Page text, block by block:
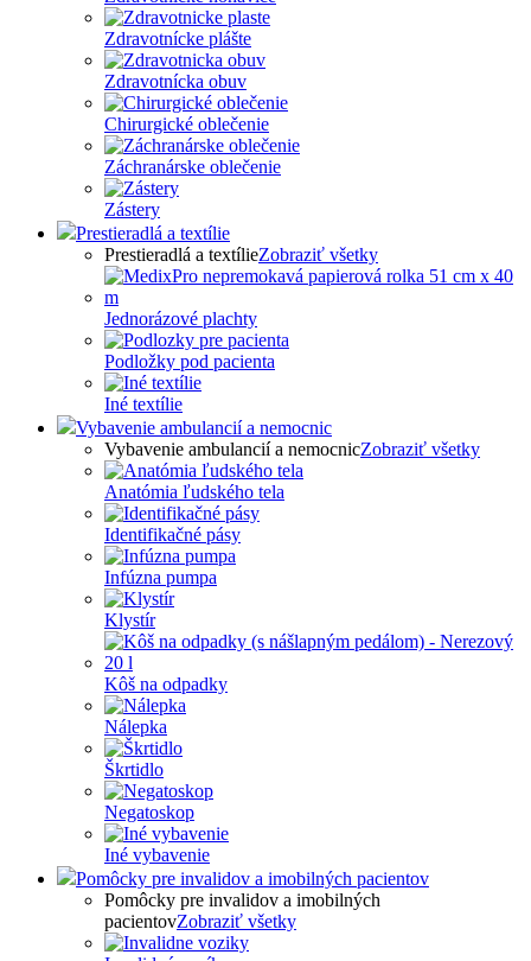
Zdravotnícke plášte
Zdravotnícka obuv
Chirurgické oblečenie
Záchranárske oblečenie
Zástery
Prestieradlá a textílie
Prestieradlá a textílieZobraziť všetky
Jednorázové plachty
Podložky pod pacienta
Iné textílie
Vybavenie ambulancií a nemocnic
Vybavenie ambulancií a nemocnicZobraziť všetky
Anatómia ľudského tela
Identifikačné pásy
Infúzna pumpa
Klystír
Kôš na odpadky
Nálepka
Škrtidlo
Negatoskop
Iné vybavenie
Pomôcky pre invalidov a imobilných pacientov
Pomôcky pre invalidov a imobilných
pacientovZobraziť všetky